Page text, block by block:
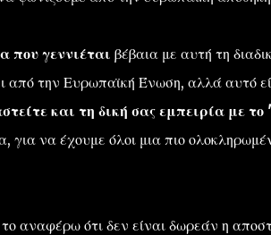
που γεννιέται βέβαια με αυτή τη
από την Ευρωπαϊκή Ένωση, αλλά αυτό
και τη δική σας εμπειρία με
για να έχουμε όλοι μια πιο
αναφέρω ότι δεν είναι δωρεάν η